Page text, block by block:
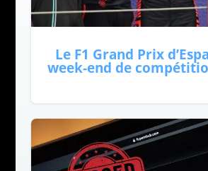
Le F1 Grand Prix
week-end de